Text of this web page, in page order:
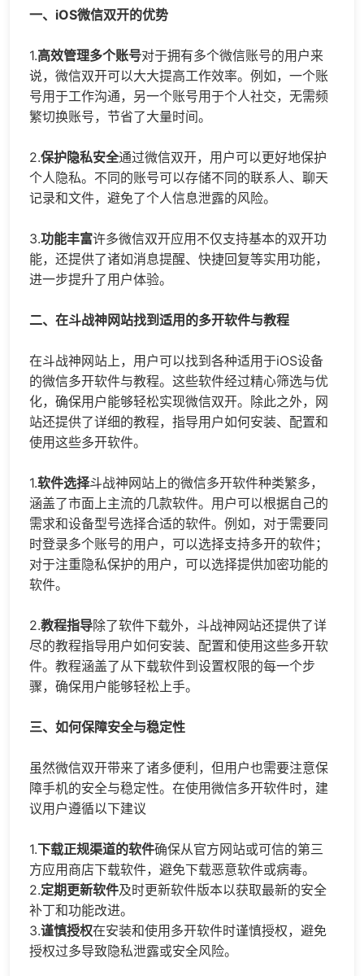
一、iOS微信双开的优势
1.高效管理多个账号对于拥有多个微信账号的用户来
说，微信双开可以大大提高工作效率。例如，一个账
号用于工作沟通，另一个账号用于个人社交，无需频
繁切换账号，节省了大量时间。
2.保护隐私安全通过微信双开，用户可以更好地保护
个人隐私。不同的账号可以存储不同的联系人、聊天
记录和文件，避免了个人信息泄露的风险。
3.功能丰富许多微信双开应用不仅支持基本的双开功
能，还提供了诸如消息提醒、快捷回复等实用功能，
进一步提升了用户体验。
二、在斗战神网站找到适用的多开软件与教程
在斗战神网站上，用户可以找到各种适用于iOS设备
的微信多开软件与教程。这些软件经过精心筛选与优
化，确保用户能够轻松实现微信双开。除此之外，网
站还提供了详细的教程，指导用户如何安装、配置和
使用这些多开软件。
1.软件选择斗战神网站上的微信多开软件种类繁多，
涵盖了市面上主流的几款软件。用户可以根据自己的
需求和设备型号选择合适的软件。例如，对于需要同
时登录多个账号的用户，可以选择支持多开的软件；
对于注重隐私保护的用户，可以选择提供加密功能的
软件。
2.教程指导除了软件下载外，斗战神网站还提供了详
尽的教程指导用户如何安装、配置和使用这些多开软
件。教程涵盖了从下载软件到设置权限的每一个步
骤，确保用户能够轻松上手。
三、如何保障安全与稳定性
虽然微信双开带来了诸多便利，但用户也需要注意保
障手机的安全与稳定性。在使用微信多开软件时，建
议用户遵循以下建议
1.下载正规渠道的软件确保从官方网站或可信的第三
方应用商店下载软件，避免下载恶意软件或病毒。
2.定期更新软件及时更新软件版本以获取最新的安全
补丁和功能改进。
3.谨慎授权在安装和使用多开软件时谨慎授权，避免
授权过多导致隐私泄露或安全风险。